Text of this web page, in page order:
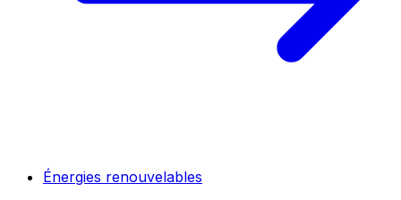
Énergies renouvelables